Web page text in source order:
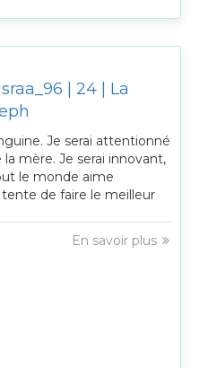
| 24 | La
Je serai attentionné
mère. Je serai innovant,
le monde aime
de faire le meilleur
En savoir plus